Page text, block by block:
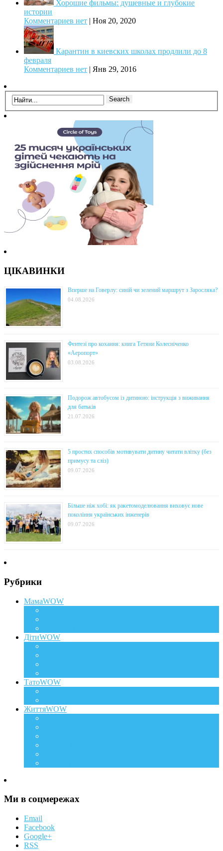
Хорошие фильмы: душевные и глубокие
истории
Комментариев нет | Ноя 20, 2020
Карантин в киевских школах продлили до 8
февраля
Комментариев нет | Янв 29, 2016
ЦІКАВИНКИ
Вперше на Говерлу: синій чи зелений маршрут з Заросляка?
04.08.2026
Фентезі про кохання: книга Тетяни Колесніченко
«Аеропорт»
03.08.2026
Подорож автобусом із дитиною: інструкція з виживання
для батьків
21.07.2026
5 простих способів мотивувати дитину читати влітку (без
примусу та сліз)
09.07.2026
Більше ніж хобі: як ракетомоделювання виховує нове
покоління українських інженерів
09.07.2026
Рубрики
МамаWOW
ДітиWOW
ТатоWOW
ЖиттяWOW
Ми в соцмережах
Email
Facebook
Google+
RSS